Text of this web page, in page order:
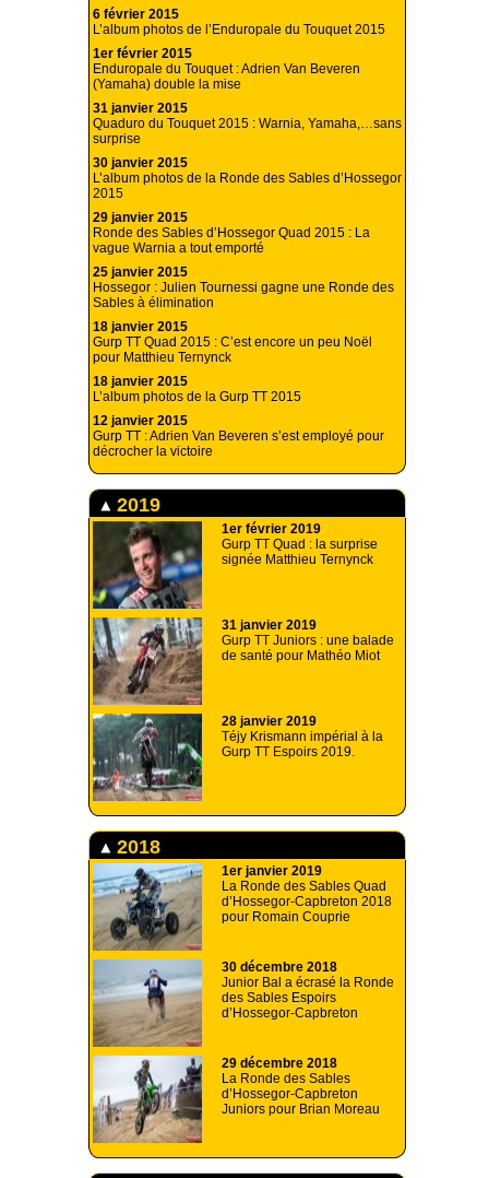
6 février 2015
L’album photos de l’Enduropale du Touquet 2015
1er février 2015
Enduropale du Touquet : Adrien Van Beveren
(Yamaha) double la mise
31 janvier 2015
Quaduro du Touquet 2015 : Warnia, Yamaha,…sans
surprise
30 janvier 2015
L’album photos de la Ronde des Sables d’Hossegor
2015
29 janvier 2015
Ronde des Sables d’Hossegor Quad 2015 : La
vague Warnia a tout emporté
25 janvier 2015
Hossegor : Julien Tournessi gagne une Ronde des
Sables à élimination
18 janvier 2015
Gurp TT Quad 2015 : C’est encore un peu Noël
pour Matthieu Ternynck
18 janvier 2015
L’album photos de la Gurp TT 2015
12 janvier 2015
Gurp TT : Adrien Van Beveren s’est employé pour
décrocher la victoire
2019
1er février 2019
Gurp TT Quad : la surprise
signée Matthieu Ternynck
31 janvier 2019
Gurp TT Juniors : une balade
de santé pour Mathéo Miot
28 janvier 2019
Téjy Krismann impérial à la
Gurp TT Espoirs 2019.
2018
1er janvier 2019
La Ronde des Sables Quad
d’Hossegor-Capbreton 2018
pour Romain Couprie
30 décembre 2018
Junior Bal a écrasé la Ronde
des Sables Espoirs
d’Hossegor-Capbreton
29 décembre 2018
La Ronde des Sables
d’Hossegor-Capbreton
Juniors pour Brian Moreau